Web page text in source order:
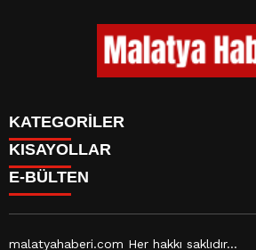
KATEGORİLER
GÜNDEM
ASAYİŞ
EKONOMİ
YAŞAM
KISAYOLLAR
CANLI BORSA
CANLI TV
E-BÜLTEN
malatyahaberi.com Her hakkı saklıdır...